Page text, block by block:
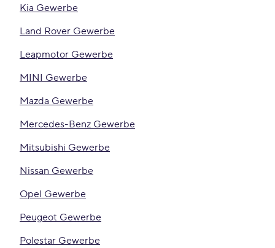
Kia Gewerbe
Land Rover Gewerbe
Leapmotor Gewerbe
MINI Gewerbe
Mazda Gewerbe
Mercedes-Benz Gewerbe
Mitsubishi Gewerbe
Nissan Gewerbe
Opel Gewerbe
Peugeot Gewerbe
Polestar Gewerbe